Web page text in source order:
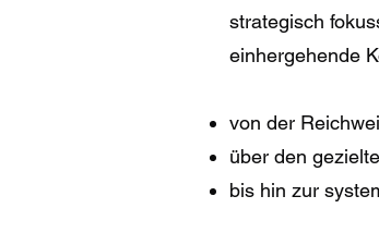
strategisch
einhergehende
von der
über den
bis hin zur